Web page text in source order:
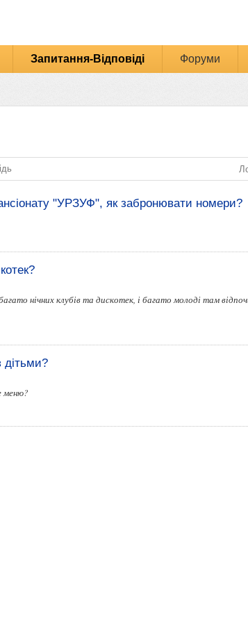
Запитання-Відповіді Форуми
"УРЗУФ", як забронювати номери?
нічних клубів та дискотек, і багато молоді там
дітьми?
меню?